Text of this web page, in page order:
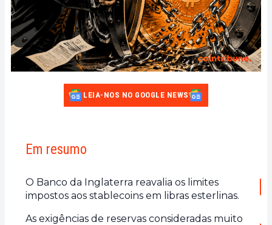
LEIA-NOS NO GOOGLE NEWS
Em resumo
O Banco da Inglaterra reavalia os limites
impostos aos stablecoins em libras esterlinas.
As exigências de reservas consideradas muito